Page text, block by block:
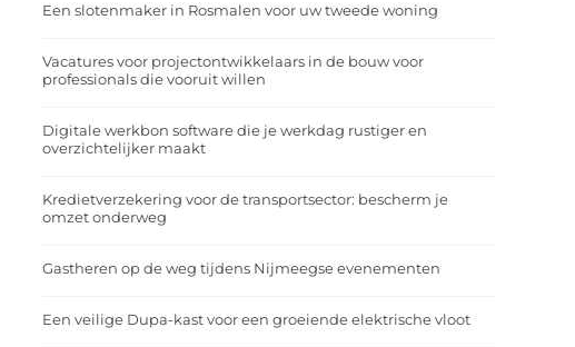
Een slotenmaker in Rosmalen voor uw tweede woning
Vacatures voor projectontwikkelaars in de bouw voor
professionals die vooruit willen
Digitale werkbon software die je werkdag rustiger en
overzichtelijker maakt
Kredietverzekering voor de transportsector: bescherm je
omzet onderweg
Gastheren op de weg tijdens Nijmeegse evenementen
Een veilige Dupa-kast voor een groeiende elektrische vloot